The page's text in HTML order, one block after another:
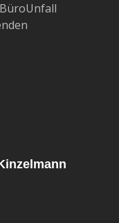
Unfall